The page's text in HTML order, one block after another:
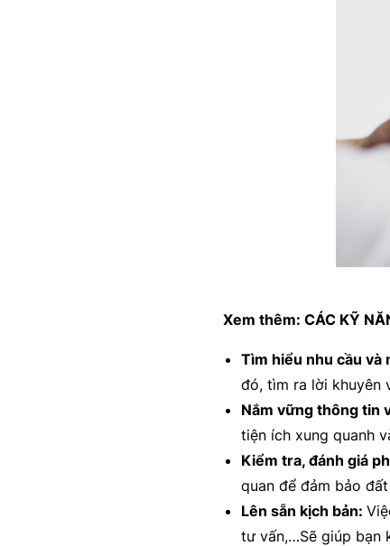
Xem thêm: CÁC KỸ
Tìm hiểu nhu cầu và
đó, tìm ra lời khuyên
Nắm vững thông tin
tiện ích xung quanh
Kiểm tra, đánh giá
quan để đảm bảo
Lên sẵn kịch bản:
tư vấn,…Sẽ giúp bạn